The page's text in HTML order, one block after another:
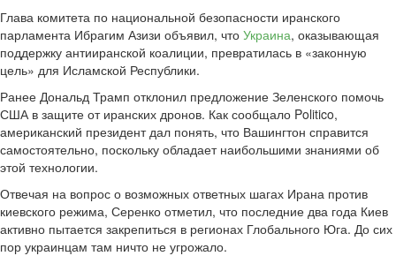
Глава комитета по национальной безопасности иранского
парламента Ибрагим Азизи объявил, что Украина, оказывающая
поддержку антииранской коалиции, превратилась в «законную
цель» для Исламской Республики.
Ранее Дональд Трамп отклонил предложение Зеленского помочь
США в защите от иранских дронов. Как сообщало Politico,
американский президент дал понять, что Вашингтон справится
самостоятельно, поскольку обладает наибольшими знаниями об
этой технологии.
Отвечая на вопрос о возможных ответных шагах Ирана против
киевского режима, Серенко отметил, что последние два года Киев
активно пытается закрепиться в регионах Глобального Юга. До сих
пор украинцам там ничто не угрожало.